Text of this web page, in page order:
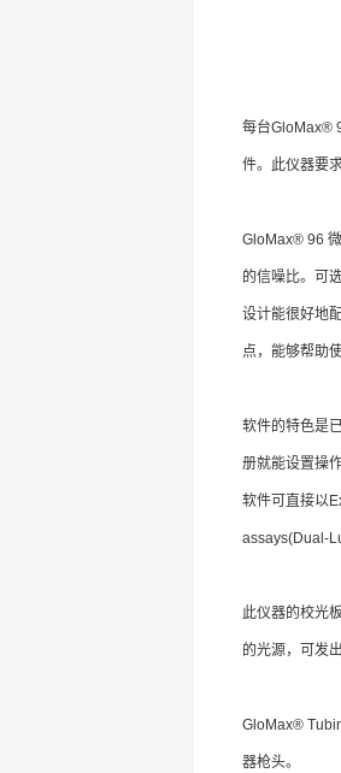
每台GloMax®
件。此仪器要
GloMax® 96
的信噪比。可
设计能很好地
点，能够帮助
软件的特色是
册就能设置操
软件可直接以
assays(Dual-
此仪器的校光
的光源，可发
GloMax®
器枪头。